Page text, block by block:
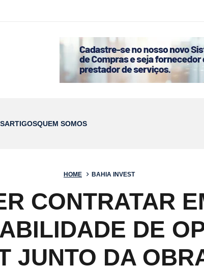
ARTIGOSQUEM SOMOS
HOME BAHIA INVEST
CONTRATAR
DE
JUNTO DA